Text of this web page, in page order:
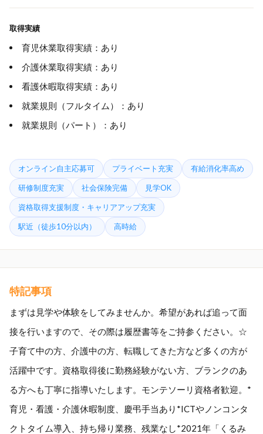
取得実績
育児休業取得実績：あり
介護休業取得実績：あり
看護休暇取得実績：あり
就業規則（フルタイム）：あり
就業規則（パート）：あり
オンライン自主応募可 プライベート充実 有給消化率高め
研修制度充実 社会保険完備 見学OK
資格取得支援制度・キャリアアップ充実
駅近（徒歩10分以内） 高時給
特記事項
まずは見学や体験をしてみませんか。希望があれば追って面
接を行いますので、その際は履歴書等をご持参ください。☆
子育て中の方、介護中の方、転職してきた方など多くの方が
活躍中です。資格取得後に勤務経験がない方、ブランクのあ
る方へも丁寧に指導いたします。モンテソーリ資格者歓迎。*
育児・看護・介護休暇制度、慶弔手当あり*ICTやノンコンタ
クトタイム導入、持ち帰り業務、残業なし*2021年「くるみ